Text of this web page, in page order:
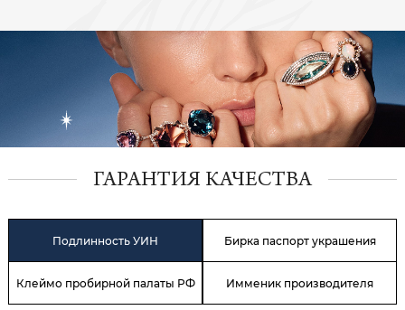
ГАРАНТИЯ КАЧЕСТВА
Подлинность УИН Бирка паспорт украшения
Клеймо пробирной палаты РФ Имменик производителя